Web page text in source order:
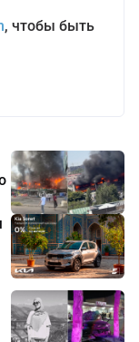
, чтобы быть